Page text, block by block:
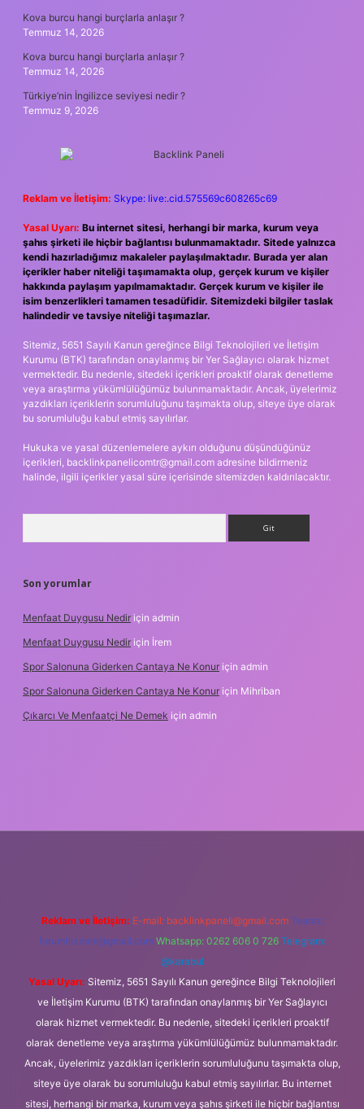
Kova burcu hangi burçlarla anlaşır ?
Temmuz 14, 2026
Kova burcu hangi burçlarla anlaşır ?
Temmuz 14, 2026
Türkiye’nin İngilizce seviyesi nedir ?
Temmuz 9, 2026
Reklam ve İletişim: Skype: live:.cid.575569c608265c69
Yasal Uyarı: Bu internet sitesi, herhangi bir marka, kurum veya
şahıs şirketi ile hiçbir bağlantısı bulunmamaktadır. Sitede yalnızca
kendi hazırladığımız makaleler paylaşılmaktadır. Burada yer alan
içerikler haber niteliği taşımamakta olup, gerçek kurum ve kişiler
hakkında paylaşım yapılmamaktadır. Gerçek kurum ve kişiler ile
isim benzerlikleri tamamen tesadüfidir. Sitemizdeki bilgiler taslak
halindedir ve tavsiye niteliği taşımazlar.
Sitemiz, 5651 Sayılı Kanun gereğince Bilgi Teknolojileri ve İletişim
Kurumu (BTK) tarafından onaylanmış bir Yer Sağlayıcı olarak hizmet
vermektedir. Bu nedenle, sitedeki içerikleri proaktif olarak denetleme
veya araştırma yükümlülüğümüz bulunmamaktadır. Ancak, üyelerimiz
yazdıkları içeriklerin sorumluluğunu taşımakta olup, siteye üye olarak
bu sorumluluğu kabul etmiş sayılırlar.
Hukuka ve yasal düzenlemelere aykırı olduğunu düşündüğünüz
içerikleri, backlinkpanelicomtr@gmail.com adresine bildirmeniz
halinde, ilgili içerikler yasal süre içerisinde sitemizden kaldırılacaktır.
Son yorumlar
Menfaat Duygusu Nedir için admin
Menfaat Duygusu Nedir için İrem
Spor Salonuna Giderken Cantaya Ne Konur için admin
Spor Salonuna Giderken Cantaya Ne Konur için Mihriban
Çıkarcı Ve Menfaatçi Ne Demek için admin
Reklam ve İletişim: E-mail: backlinkpaneli@gmail.com Teams:
forumhizmeti@gmail.com Whatsapp: 0262 606 0 726 Telegram:
@karabul
Yasal Uyarı: Sitemiz, 5651 Sayılı Kanun gereğince Bilgi Teknolojileri
ve İletişim Kurumu (BTK) tarafından onaylanmış bir Yer Sağlayıcı
olarak hizmet vermektedir. Bu nedenle, sitedeki içerikleri proaktif
olarak denetleme veya araştırma yükümlülüğümüz bulunmamaktadır.
Ancak, üyelerimiz yazdıkları içeriklerin sorumluluğunu taşımakta olup,
siteye üye olarak bu sorumluluğu kabul etmiş sayılırlar. Bu internet
sitesi, herhangi bir marka, kurum veya şahıs şirketi ile hiçbir bağlantısı